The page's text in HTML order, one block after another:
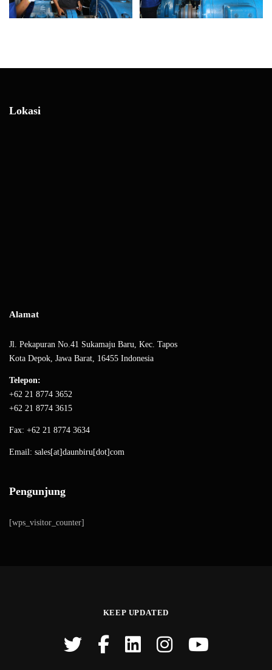
Lokasi
Alamat
Jl. Pekapuran No.41 Sukamaju Baru, Kec. Tapos
Kota Depok, Jawa Barat, 16455 Indonesia
Telepon:
+62 21 8774 3652
+62 21 8774 3615
Fax: +62 21 8774 3634
Email: sales[at]daunbiru[dot]com
Pengunjung
[wps_visitor_counter]
KEEP UPDATED